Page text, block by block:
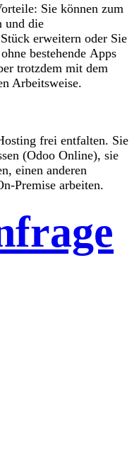
Sie können zum
und die
erweitern oder Sie
bestehende Apps
trotzdem mit dem
Arbeitsweise.
frei entfalten. Sie
(Odoo Online), sie
einen anderen
Premise arbeiten.